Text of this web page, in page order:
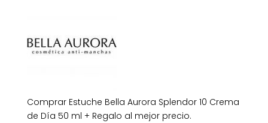
Comprar Estuche Bella Aurora Splendor 10 Crema
de Día 50 ml + Regalo al mejor precio.